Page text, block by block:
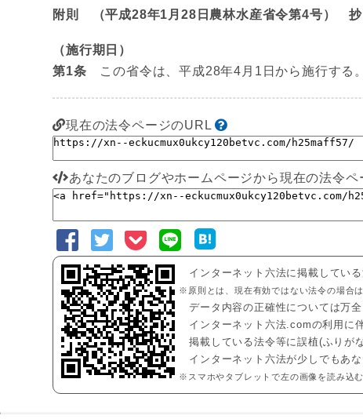
附則 （平成28年1月28日農林水産省令第4号） 抄
（施行期日）
第1条 この省令は、平成28年4月1日から施行する。
現在の法令ページのURL
あなたのブログやホームページから現在の法令
インターネット六法に掲載してい
※原則とは、現在有効ではない法令の場合
データ内容の正確性については万
インターネット六法.comの利用に
掲載している法令等に誤植(ふりが
インターネット六法が少しでもあ
※スマホやタブレットで左の画像を読み込